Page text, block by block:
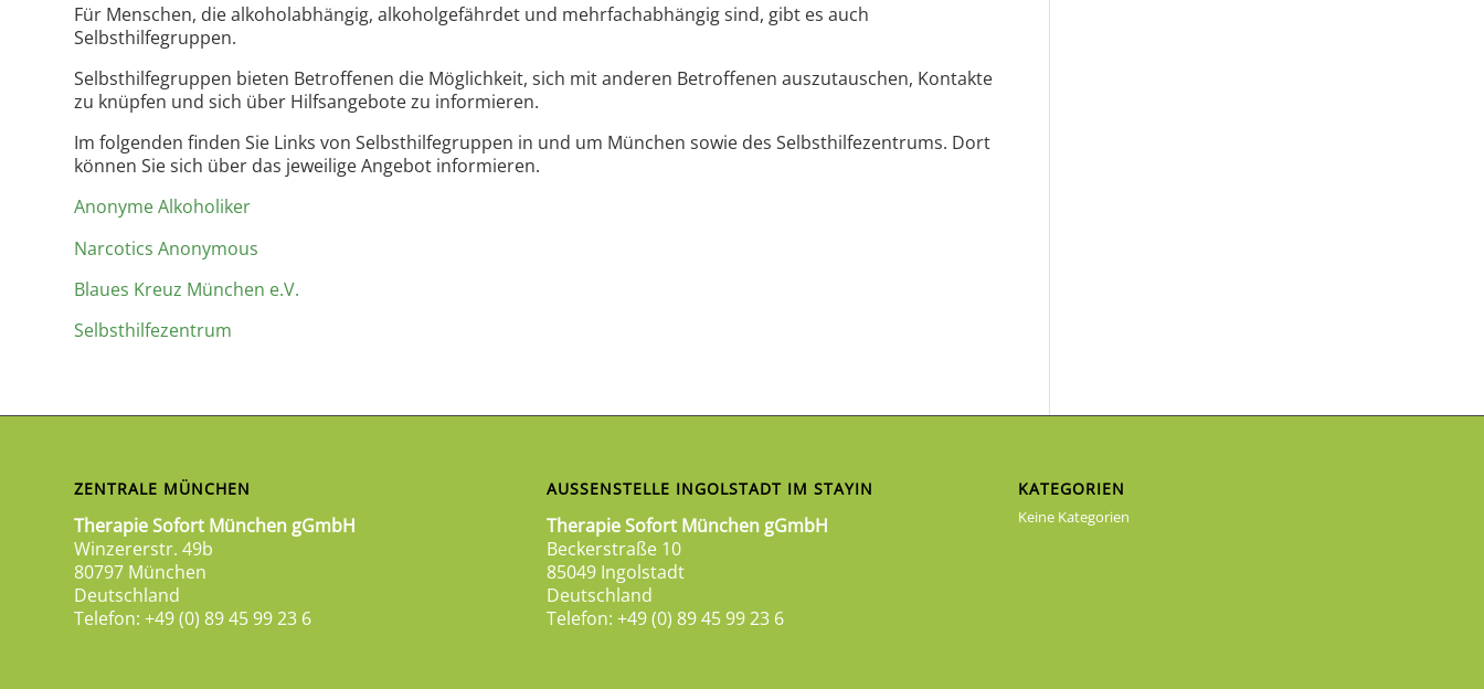
Für Menschen, die alkoholabhängig, alkoholgefährdet und mehrfachabhängig sind, gibt es auch
Selbsthilfegruppen.
Selbsthilfegruppen bieten Betroffenen die Möglichkeit, sich mit anderen Betroffenen auszutauschen, Kontakte
zu knüpfen und sich über Hilfsangebote zu informieren.
Im folgenden finden Sie Links von Selbsthilfegruppen in und um München sowie des Selbsthilfezentrums. Dort
können Sie sich über das jeweilige Angebot informieren.
Anonyme Alkoholiker
Narcotics Anonymous
Blaues Kreuz München e.V.
Selbsthilfezentrum
ZENTRALE MÜNCHEN
Therapie Sofort München gGmbH
Winzererstr. 49b
80797 München
Deutschland
Telefon: +49 (0) 89 45 99 23 6
AUSSENSTELLE INGOLSTADT IM STAYIN
Therapie Sofort München gGmbH
Beckerstraße 10
85049 Ingolstadt
Deutschland
Telefon: +49 (0) 89 45 99 23 6
KATEGORIEN
Keine Kategorien